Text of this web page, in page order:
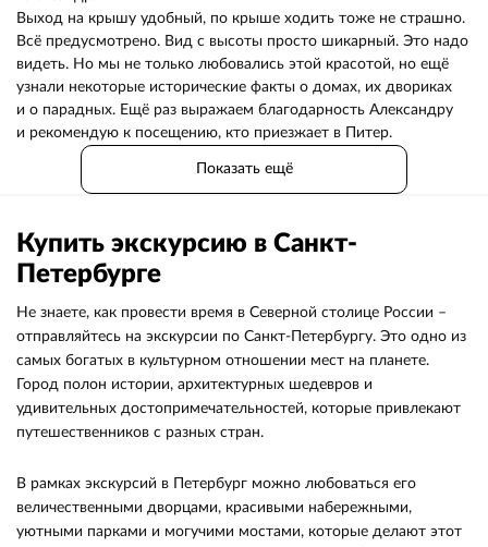
Выход на крышу удобный, по крыше ходить тоже не страшно.
Всё предусмотрено. Вид с высоты просто шикарный. Это надо
видеть. Но мы не только любовались этой красотой, но ещё
узнали некоторые исторические факты о домах, их двориках
и о парадных. Ещё раз выражаем благодарность Александру
и рекомендую к посещению, кто приезжает в Питер.
Показать ещё
Купить экскурсию в Санкт-
Петербурге
Не знаете, как провести время в Северной столице России –
отправляйтесь на экскурсии по Санкт-Петербургу. Это одно из
самых богатых в культурном отношении мест на планете.
Город полон истории, архитектурных шедевров и
удивительных достопримечательностей, которые привлекают
путешественников с разных стран.
В рамках экскурсий в Петербург можно любоваться его
величественными дворцами, красивыми набережными,
уютными парками и могучими мостами, которые делают этот